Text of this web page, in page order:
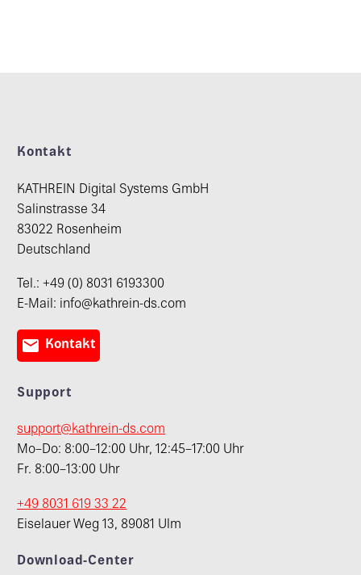
Kontakt
KATHREIN Digital Systems GmbH
Salinstrasse 34
83022 Rosenheim
Deutschland
Tel.: +49 (0) 8031 6193300
E-Mail: info@kathrein-ds.com
 Kontakt
Support
support@kathrein-ds.com
Mo–Do: 8:00–12:00 Uhr, 12:45–17:00 Uhr
Fr. 8:00–13:00 Uhr
+49 8031 619 33 22
Eiselauer Weg 13, 89081 Ulm
Download-Center